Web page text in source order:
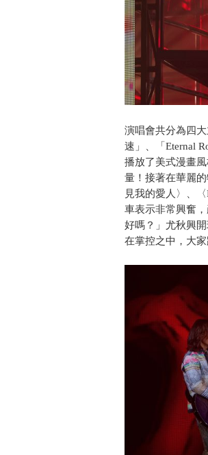
演唱會共分為四
速」、「Eternal
播放了美式漫畫
量！接著在華麗
見我的愛人〉、
車表示非常興奮
好嗎？」尤秋興
在掌控之中，大家